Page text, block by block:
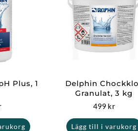
Plus, 1
Delphin
Granulat, 3 kg
499 kr
Lägg till i varukorg